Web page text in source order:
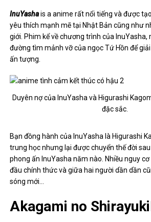
InuYashais a anime rất nổi tiếng và được
yêu thích mạnh mẽ tại Nhật Bản cũng như
giới. Phim kể về chương trình của
đường tìm mảnh vỡ của ngọc Tứ Hồn để
ấn tượng.
Duyên nợ của InuYasha và Higurashi
đặc sắc.
Bạn đồng hành của InuYasha là Higurashi
trung học nhưng lại được chuyển thế đời
phong ấn InuYasha năm nào. Nhiều nguy
đầu chính thức và giữa hai người dần dần
sóng mới…
Akagami no